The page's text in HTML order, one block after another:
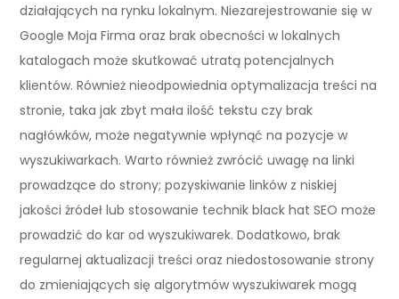
działających na rynku lokalnym. Niezarejestrowanie się w
Google Moja Firma oraz brak obecności w lokalnych
katalogach może skutkować utratą potencjalnych
klientów. Również nieodpowiednia optymalizacja treści na
stronie, taka jak zbyt mała ilość tekstu czy brak
nagłówków, może negatywnie wpłynąć na pozycje w
wyszukiwarkach. Warto również zwrócić uwagę na linki
prowadzące do strony; pozyskiwanie linków z niskiej
jakości źródeł lub stosowanie technik black hat SEO może
prowadzić do kar od wyszukiwarek. Dodatkowo, brak
regularnej aktualizacji treści oraz niedostosowanie strony
do zmieniających się algorytmów wyszukiwarek mogą